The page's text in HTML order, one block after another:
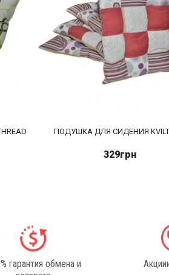
ПОДУШКА ДЛЯ СИДЕНИЯ KVILT
329грн
гарантия обмена и